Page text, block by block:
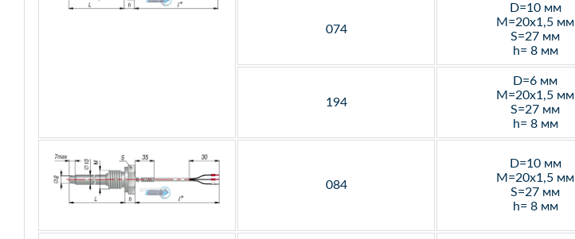
074
D=10 мм
M=20х1,5 мм
S=27 мм
h= 8 мм
194
D=6 мм
M=20х1,5 мм
S=27 мм
h= 8 мм
084
D=10 мм
M=20х1,5 мм
S=27 мм
h= 8 мм